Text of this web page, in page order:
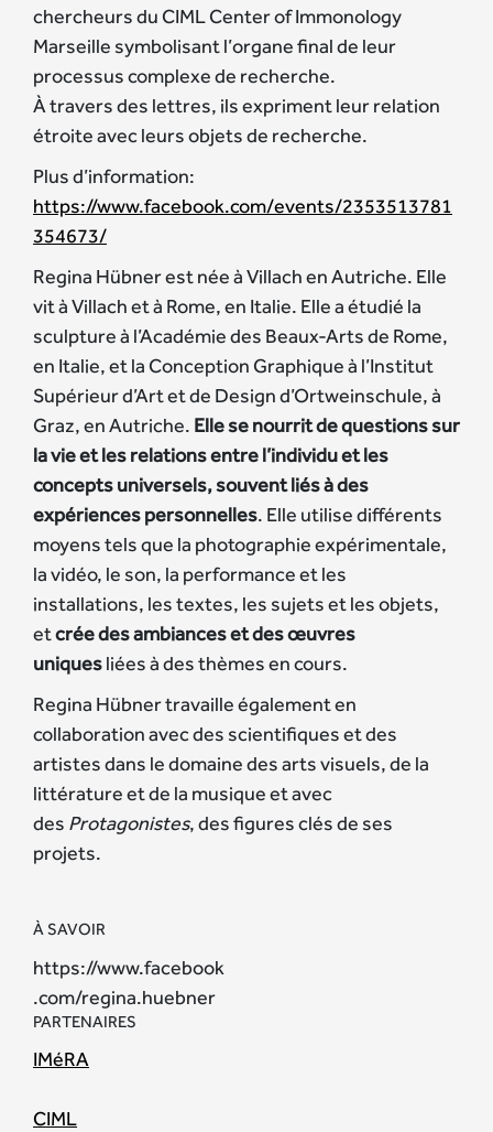
chercheurs du CIML Center of Immonology
Marseille symbolisant l’organe final de leur
processus complexe de recherche.
À travers des lettres, ils expriment leur relation
étroite avec leurs objets de recherche.
Plus d’information:
https://www.facebook.com/events/2353513781
354673/
Regina Hübner est née à Villach en Autriche. Elle
vit à Villach et à Rome, en Italie. Elle a étudié la
sculpture à l’Académie des Beaux-Arts de Rome,
en Italie, et la Conception Graphique à l’Institut
Supérieur d’Art et de Design d’Ortweinschule, à
Graz, en Autriche. Elle se nourrit de questions sur
la vie et les relations entre l’individu et les
concepts universels, souvent liés à des
expériences personnelles. Elle utilise différents
moyens tels que la photographie expérimentale,
la vidéo, le son, la performance et les
installations, les textes, les sujets et les objets,
etcrée des ambiances et des œuvres
uniquesliées à des thèmes en cours.
Regina Hübner travaille également en
collaboration avec des scientifiques et des
artistes dans le domaine des arts visuels, de la
littérature et de la musique et avec
des Protagonistes, des figures clés de ses
projets.
À SAVOIR
https://www.facebook
.com/regina.huebner
PARTENAIRES
IMéRA
CIML